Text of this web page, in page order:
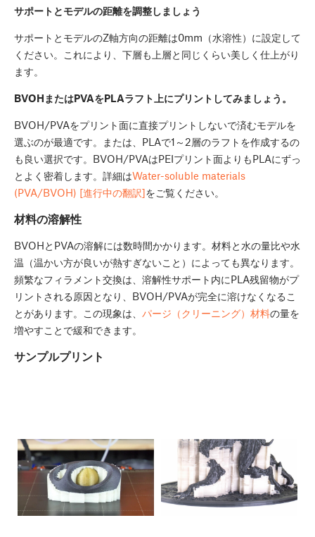
サポートとモデルの距離を調整しましょう
サポートとモデルのZ軸方向の距離は0mm（水溶性）に設定して
ください。これにより、下層も上層と同じくらい美しく仕上がり
ます。
BVOHまたはPVAをPLAラフト上にプリントしてみましょう。
BVOH/PVAをプリント面に直接プリントしないで済むモデルを
選ぶのが最適です。または、PLAで1～2層のラフトを作成するの
も良い選択です。BVOH/PVAはPEIプリント面よりもPLAにずっ
とよく密着します。詳細はWater-soluble materials
(PVA/BVOH) [進行中の翻訳]をご覧ください。
材料の溶解性
BVOHとPVAの溶解には数時間かかります。材料と水の量比や水
温（温かい方が良いが熱すぎないこと）によっても異なります。
頻繁なフィラメント交換は、溶解性サポート内にPLA残留物がプ
リントされる原因となり、BVOH/PVAが完全に溶けなくなるこ
とがあります。この現象は、 パージ（クリーニング）材料の量を
増やすことで緩和できます。
サンプルプリント